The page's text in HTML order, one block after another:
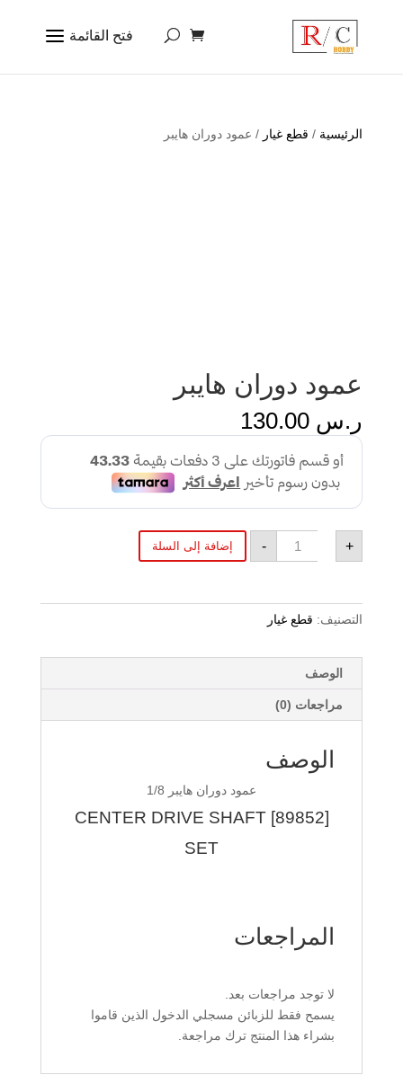
الرئيسية / قطع غيار / عمود دوران هايبر
عمود دوران هايبر
ر.س
-
كمية
عمود
دوران
+ إضافة إلى السلة
التصنيف: قطع غيار
الوصف
مراجعات (0)
الوصف
عمود دوران هايبر 1/8
[89852] CENTER DRIVE SHAFT
SET
المراجعات
لا توجد مراجعات بعد.
يسمح فقط للزبائن مسجلي الدخول الذين قاموا
بشراء هذا المنتج ترك مراجعة.